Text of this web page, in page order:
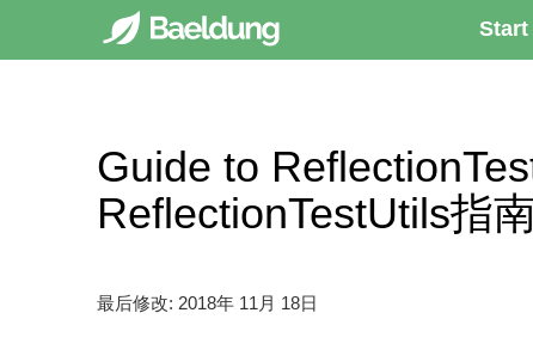
Start
Guide to
ReflectionTestUtils指
最后修改: 2018年 11月 18日